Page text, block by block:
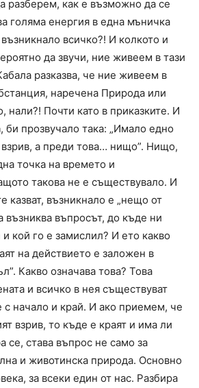
разберем, как е възможно да се
голяма енергия в една мъничка
всичко?! И колкото и
да звучи, ние живеем в тази
разказва, че ние живеем в
наречена Природа или
нали?! Почти като в приказките. И
би прозвучало така: „Имало едно
а преди това… нищо”. Нищо,
точка на времето и
такова не е съществувало. И
казват, възникнало е „нещо от
възниква въпросът, до къде ни
кой го е замислил? И ето какво
на действието е заложен в
Какво означава това? Това
и всичко в нея съществуват
начало и край. И ако приемем, че
взрив, то къде е краят и има ли
се, става въпрос не само за
и животинска природа. Основно
за всеки един от нас. Разбира